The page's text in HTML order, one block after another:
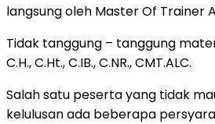
langsung oleh Master Of Trainer
Tidak tanggung – tanggung materi
C.H., C.Ht., C.IB., C.NR., CMT.ALC.
Salah satu peserta yang tidak
kelulusan ada beberapa